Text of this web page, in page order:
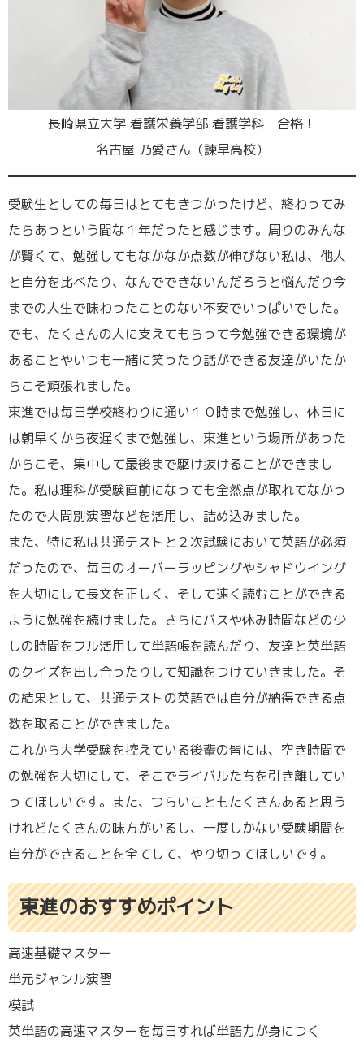
長崎県立大学 看護栄養学部 看護学科 合格！
名古屋 乃愛さん（諫早高校）
受験生としての毎日はとてもきつかったけど、終わってみ
たらあっという間な１年だったと感じます。周りのみんな
が賢くて、勉強してもなかなか点数が伸びない私は、他人
と自分を比べたり、なんでできないんだろうと悩んだり今
までの人生で味わったことのない不安でいっぱいでした。
でも、たくさんの人に支えてもらって今勉強できる環境が
あることやいつも一緒に笑ったり話ができる友達がいたか
らこそ頑張れました。
東進では毎日学校終わりに通い１０時まで勉強し、休日に
は朝早くから夜遅くまで勉強し、東進という場所があった
からこそ、集中して最後まで駆け抜けることができまし
た。私は理科が受験直前になっても全然点が取れてなかっ
たので大問別演習などを活用し、詰め込みました。
また、特に私は共通テストと２次試験において英語が必須
だったので、毎日のオーバーラッピングやシャドウイング
を大切にして長文を正しく、そして速く読むことができる
ように勉強を続けました。さらにバスや休み時間などの少
しの時間をフル活用して単語帳を読んだり、友達と英単語
のクイズを出し合ったりして知識をつけていきました。そ
の結果として、共通テストの英語では自分が納得できる点
数を取ることができました。
これから大学受験を控えている後輩の皆には、空き時間で
の勉強を大切にして、そこでライバルたちを引き離してい
ってほしいです。また、つらいこともたくさんあると思う
けれどたくさんの味方がいるし、一度しかない受験期間を
自分ができることを全てして、やり切ってほしいです。
東進のおすすめポイント
高速基礎マスター
単元ジャンル演習
模試
英単語の高速マスターを毎日すれば単語力が身につく